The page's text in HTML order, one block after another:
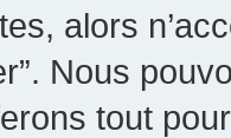
alors
Nous
tout